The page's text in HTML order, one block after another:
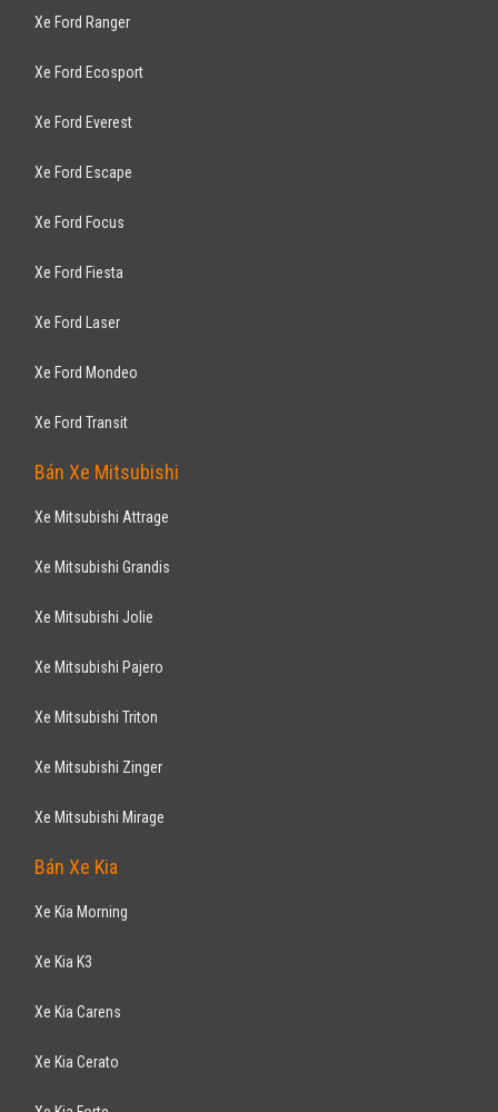
Xe Ford Ranger
Xe Ford Ecosport
Xe Ford Everest
Xe Ford Escape
Xe Ford Focus
Xe Ford Fiesta
Xe Ford Laser
Xe Ford Mondeo
Xe Ford Transit
Bán Xe Mitsubishi
Xe Mitsubishi Attrage
Xe Mitsubishi Grandis
Xe Mitsubishi Jolie
Xe Mitsubishi Pajero
Xe Mitsubishi Triton
Xe Mitsubishi Zinger
Xe Mitsubishi Mirage
Bán Xe Kia
Xe Kia Morning
Xe Kia K3
Xe Kia Carens
Xe Kia Cerato